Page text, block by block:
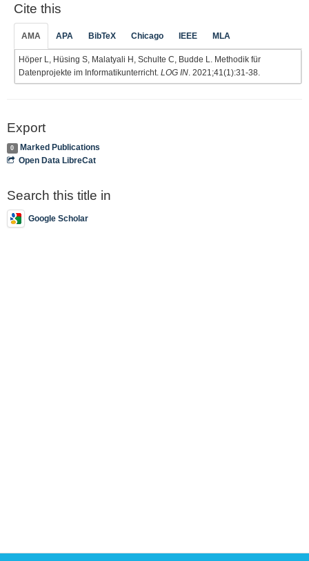
Cite this
AMA APA BibTeX Chicago IEEE MLA
Höper L, Hüsing S, Malatyali H, Schulte C, Budde L. Methodik für
Datenprojekte im Informatikunterricht. LOG IN . 2021;41(1):31-38.
Export
0
Marked Publications
Open Data LibreCat
Search this title in
Google Scholar